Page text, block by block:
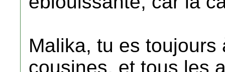
Malika, tu es
cousines, et tous les